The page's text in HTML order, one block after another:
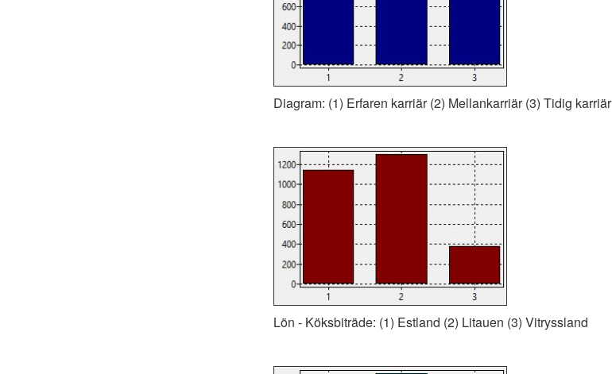
Diagram: (1) Erfaren karriär (2) Mellankarriär (3) Tidig karriär
Lön - Köksbiträde: (1) Estland (2) Litauen (3) Vitryssland